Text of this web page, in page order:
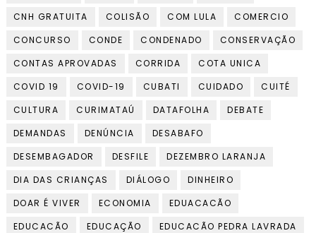
CNH GRATUITA
COLISÃO COM LULA
COMERCIO
CONCURSO
CONDE CONDENADO
CONSERVAÇÃO
CONTAS APROVADAS
CORRIDA
COTA UNICA
COVID 19
COVID-19 CUBATI CUIDADO
CUITÉ
CULTURA
CURIMATAÚ DATAFOLHA
DEBATE
DEMANDAS
DENÚNCIA
DESABAFO
DESEMBAGADOR
DESFILE
DEZEMBRO LARANJA
DIA DAS CRIANÇAS
DIÁLOGO
DINHEIRO
DOAR É VIVER
ECONOMIA
EDUACACÃO
EDUCACÃO
EDUCAÇÃO
EDUCACÃO PEDRA LAVRADA